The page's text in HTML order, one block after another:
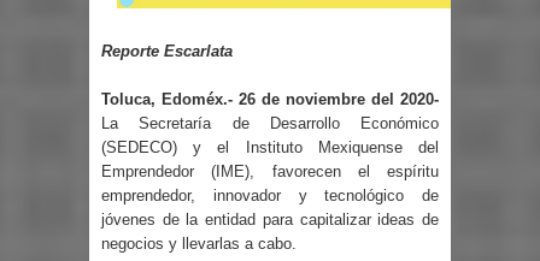
Reporte Escarlata
Toluca, Edoméx.- 26 de noviembre del 2020-
La Secretaría de Desarrollo Económico
(SEDECO) y el Instituto Mexiquense del
Emprendedor (IME), favorecen el espíritu
emprendedor, innovador y tecnológico de
jóvenes de la entidad para capitalizar ideas de
negocios y llevarlas a cabo.